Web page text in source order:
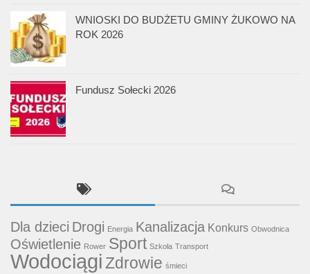
WNIOSKI DO BUDŻETU GMINY ŻUKOWO NA
ROK 2026
Fundusz Sołecki 2026
Dla dzieci Drogi Energia Kanalizacja Konkurs Obwodnica
Oświetlenie Rower Sport Szkoła Transport
WodociągiZdrowie śmieci